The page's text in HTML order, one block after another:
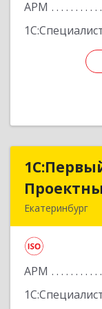
АРМ
Екатеринбург
АРМ